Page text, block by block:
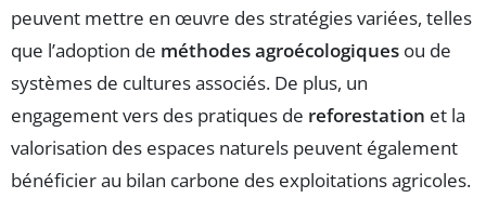
peuvent mettre en œuvre des stratégies variées, telles
que l’adoption de méthodes agroécologiques ou de
systèmes de cultures associés. De plus, un
engagement vers des pratiques de reforestation et la
valorisation des espaces naturels peuvent également
bénéficier au bilan carbone des exploitations agricoles.